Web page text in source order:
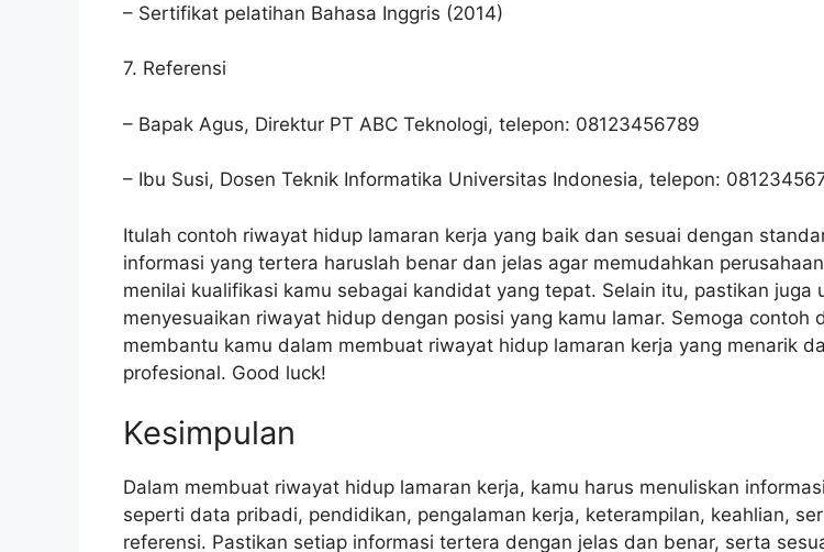
– Sertifikat pelatihan Bahasa Inggris (2014)
7. Referensi
– Bapak Agus, Direktur PT ABC Teknologi, telepon: 08123456789
– Ibu Susi, Dosen Teknik Informatika Universitas Indonesia, telepon:
Itulah contoh riwayat hidup lamaran kerja yang baik dan sesuai dengan
informasi yang tertera haruslah benar dan jelas agar memudahkan
menilai kualifikasi kamu sebagai kandidat yang tepat. Selain itu, pastikan juga
menyesuaikan riwayat hidup dengan posisi yang kamu lamar. Semoga contoh
membantu kamu dalam membuat riwayat hidup lamaran kerja yang menarik
profesional. Good luck!
Kesimpulan
Dalam membuat riwayat hidup lamaran kerja, kamu harus menuliskan
seperti data pribadi, pendidikan, pengalaman kerja, keterampilan, keahlian,
referensi. Pastikan setiap informasi tertera dengan jelas dan benar, serta